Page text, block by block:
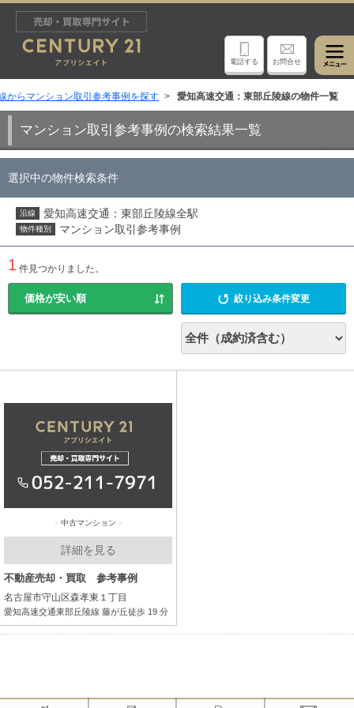
電話する お問合せ
からマンション取引参考事例を探す 愛知高速交通：東部丘陵線の物件一覧
マンション取引参考事例の検索結果一覧
選択中の物件検索条件
沿線 愛知高速交通：東部丘陵線全駅
物件種別 マンション取引参考事例
1 件見つかりました。
絞り込み条件変更
中古マンション
詳細を見る
不動産売却・買取 参考事例
名古屋市守山区森孝東１丁目
愛知高速交通東部丘陵線 藤が丘徒歩 19 分